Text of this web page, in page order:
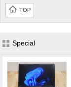
TOP
Special